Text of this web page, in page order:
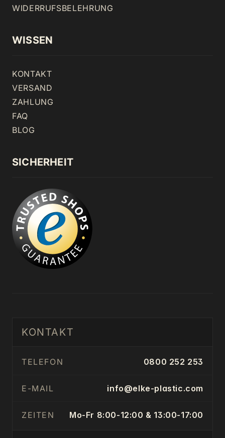
WIDERRUFSBELEHRUNG
WISSEN
KONTAKT
VERSAND
ZAHLUNG
FAQ
BLOG
SICHERHEIT
KONTAKT
TELEFON 0800 252 253
E-MAIL info@elke-plastic.com
ZEITEN Mo-Fr 8:00-12:00 & 13:00-17:00